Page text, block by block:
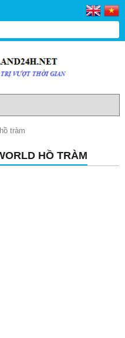
tràm
HỒ TRÀM